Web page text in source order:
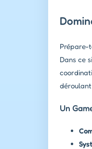
Prépare-
Dans ce
Un